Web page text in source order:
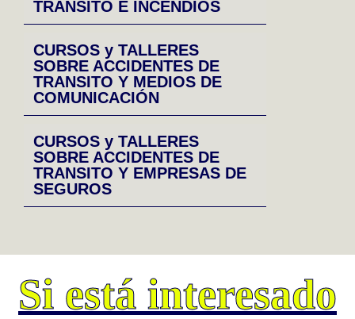
TRANSITO E INCENDIOS
CURSOS y TALLERES
SOBRE ACCIDENTES DE
TRANSITO Y MEDIOS DE
COMUNICACIÓN
CURSOS y TALLERES
SOBRE ACCIDENTES DE
TRANSITO Y EMPRESAS DE
SEGUROS
Si está interesado